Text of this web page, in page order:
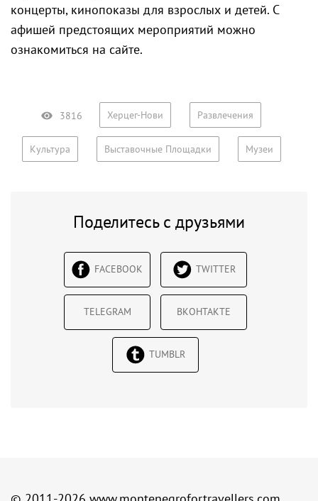
концерты, кинопоказы для взрослых и детей. С
афишей предстоящих мероприятий можно
ознакомиться на сайте.
3816 Херцег-Нови Развлечения
Культура Выставочные Площадки Музеи
Поделитесь с друзьями
FACEBOOK TWITTER
TELEGRAM ВКОНТАКТЕ
TUMBLR